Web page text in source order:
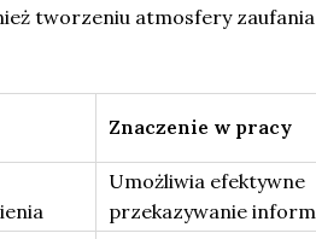
tworzeniu atmosfery
Znaczenie w pracy
Umożliwia efektywne
przekazywanie